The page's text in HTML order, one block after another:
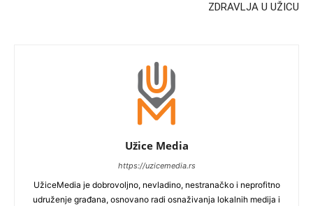
ZDRAVLJA U UŽICU
Užice Media
https://uzicemedia.rs
UžiceMedia je dobrovoljno, nevladino, nestranačko i neprofitno
udruženje građana, osnovano radi osnaživanja lokalnih medija i